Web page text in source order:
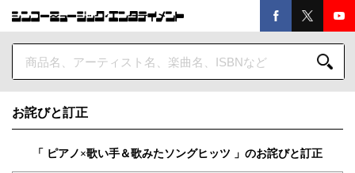
お詫びと訂正
「 ピアノ×歌い手＆歌みたソングヒッツ 」のお詫びと訂正